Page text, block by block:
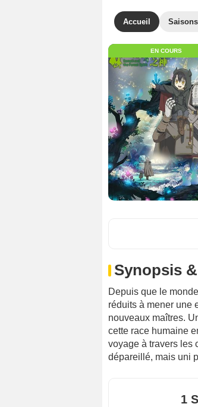
Accueil
EN COURS
Synopsis
Depuis que le
réduits à mener une
nouveaux maîtres.
cette race humaine
voyage à travers les
dépareillé, mais uni
1